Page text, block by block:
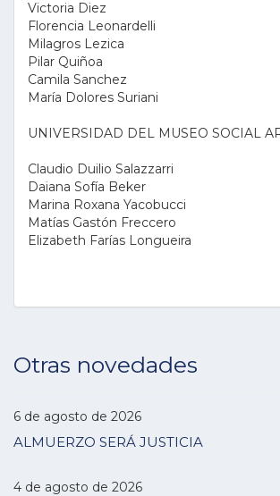
Victoria Diez
Florencia Leonardelli
Milagros Lezica
Pilar Quiñoa
Camila Sanchez
María Dolores Suriani
UNIVERSIDAD DEL MUSEO SOCIAL
Claudio Duilio Salazzarri
Daiana Sofía Beker
Marina Roxana Yacobucci
Matías Gastón Freccero
Elizabeth Farías Longueira
Otras novedades
6 de agosto de 2026
ALMUERZO SERÁ JUSTICIA
4 de agosto de 2026